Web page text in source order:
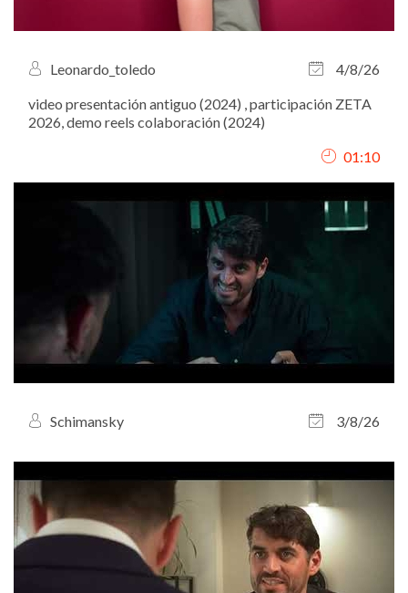
Leonardo_toledo
4/8/26
video presentación antiguo (2024) , participación ZETA
2026, demo reels colaboración (2024)
01:10
Schimansky 3/8/26